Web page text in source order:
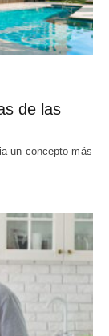
de las
un concepto más